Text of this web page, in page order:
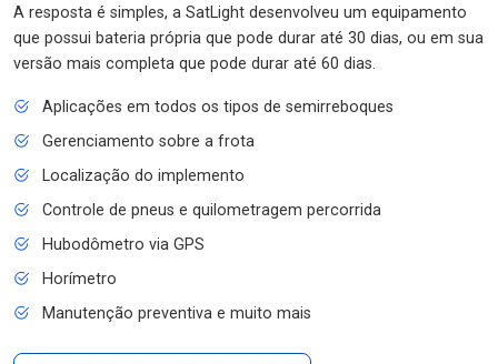
A resposta é simples, a SatLight desenvolveu um equipamento
que possui bateria própria que pode durar até 30 dias, ou em sua
versão mais completa que pode durar até 60 dias.
Aplicações em todos os tipos de semirreboques
Gerenciamento sobre a frota
Localização do implemento
Controle de pneus e quilometragem percorrida
Hubodômetro via GPS
Horímetro
Manutenção preventiva e muito mais